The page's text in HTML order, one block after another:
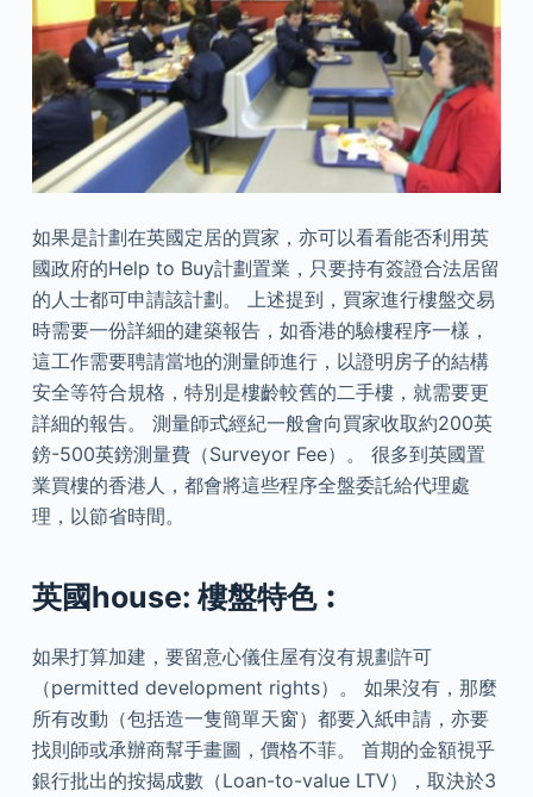
如果是計劃在英國定居的買家，亦可以看看能否利用英
國政府的Help to Buy計劃置業，只要持有簽證合法居留
的人士都可申請該計劃。 上述提到，買家進行樓盤交易
時需要一份詳細的建築報告，如香港的驗樓程序一樣，
這工作需要聘請當地的測量師進行，以證明房子的結構
安全等符合規格，特別是樓齡較舊的二手樓，就需要更
詳細的報告。 測量師式經紀一般會向買家收取約200英
鎊-500英鎊測量費（Surveyor Fee）。 很多到英國置
業買樓的香港人，都會將這些程序全盤委託給代理處
理，以節省時間。
英國house: 樓盤特色︰
如果打算加建，要留意心儀住屋有沒有規劃許可
（permitted development rights）。 如果沒有，那麼
所有改動（包括造一隻簡單天窗）都要入紙申請，亦要
找則師或承辦商幫手畫圖，價格不菲。 首期的金額視乎
銀行批出的按揭成數（Loan-to-value LTV），取決於3